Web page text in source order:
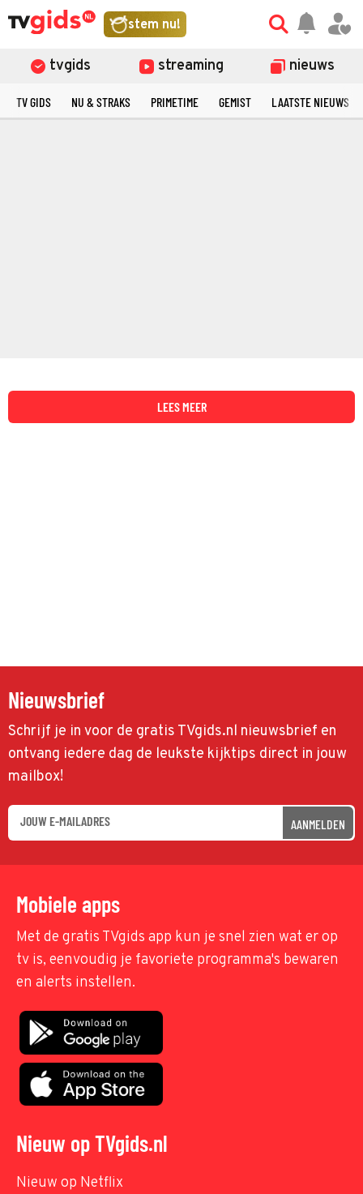
stem nu!
tvgids streaming nieuws
TV GIDS NU & STRAKS PRIMETIME GEMIST LAATSTE NIEUWS
LEES MEER
Nieuwsbrief
Schrijf je in voor de gratis TVgids.nl nieuwsbrief en
ontvang iedere dag de leukste kijktips direct in jouw
mailbox!
AANMELDEN
Mobiele apps
Met de gratis TVgids app kun je snel zien wat er op
tv is, eenvoudig je favoriete programma's bewaren
en alerts instellen.
Nieuw op TVgids.nl
Nieuw op Netflix